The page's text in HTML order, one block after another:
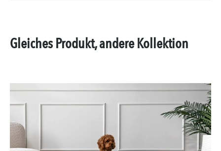
Gleiches Produkt, andere Kollektion